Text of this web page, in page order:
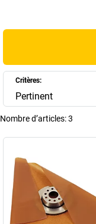
Critères:
Pertinent
Nombre d’articles:3